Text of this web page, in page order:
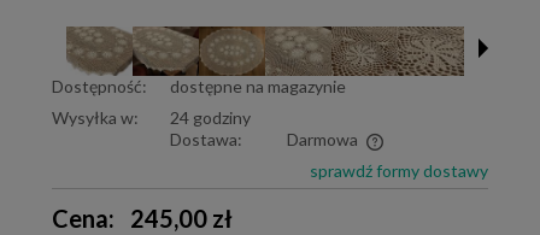
Dostępność:
dostępne na magazynie
Wysyłka w:
24 godziny
Dostawa:
Darmowa
Cena nie zawiera ewentualnych kosztów płatności
sprawdź formy dostawy
Cena: 245,00 zł